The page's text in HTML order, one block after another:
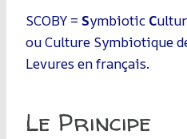
SCOBY = Symbiotic C
ou Culture Symbiotique
Levures en français.
Le Principe